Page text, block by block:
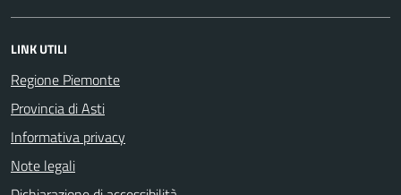
LINK UTILI
Regione Piemonte
Provincia di Asti
Informativa privacy
Note legali